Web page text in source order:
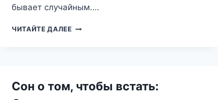
бывает случайным….
ЧИТАЙТЕ ДАЛЕЕСФИНКС
ПУТЬ
Сон о том, чтобы встать: